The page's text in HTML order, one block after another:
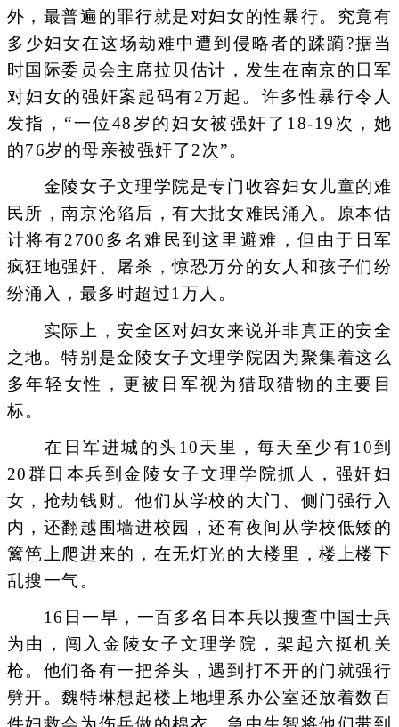
外，最普遍的罪行就是对妇女的性暴行。究竟有
多少妇女在这场劫难中遭到侵略者的蹂躏?据当
时国际委员会主席拉贝估计，发生在南京的日军
对妇女的强奸案起码有2万起。许多性暴行令人
发指，“一位48岁的妇女被强奸了18-19次，她
的76岁的母亲被强奸了2次”。
金陵女子文理学院是专门收容妇女儿童的难
民所，南京沦陷后，有大批女难民涌入。原本估
计将有2700多名难民到这里避难，但由于日军
疯狂地强奸、屠杀，惊恐万分的女人和孩子们纷
纷涌入，最多时超过1万人。
实际上，安全区对妇女来说并非真正的安全
之地。特别是金陵女子文理学院因为聚集着这么
多年轻女性，更被日军视为猎取猎物的主要目
标。
在日军进城的头10天里，每天至少有10到
20群日本兵到金陵女子文理学院抓人，强奸妇
女，抢劫钱财。他们从学校的大门、侧门强行入
内，还翻越围墙进校园，还有夜间从学校低矮的
篱笆上爬进来的，在无灯光的大楼里，楼上楼下
乱搜一气。
16日一早，一百多名日本兵以搜查中国士兵
为由，闯入金陵女子文理学院，架起六挺机关
枪。他们备有一把斧头，遇到打不开的门就强行
劈开。魏特琳想起楼上地理系办公室还放着数百